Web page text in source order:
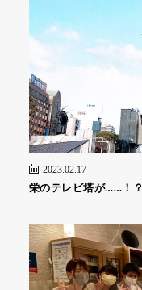
2023.02.17
栄のテレビ塔が……！？